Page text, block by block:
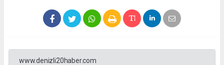
www.denizli20haber.com